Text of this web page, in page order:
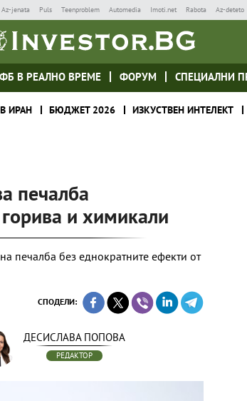
Az-jenata Puls Teenproblem Automedia Imoti.net Rabota Az-deteto
В РЕАЛНО ВРЕМЕ ФОРУМ СПЕЦИАЛНИ
ИРАН БЮДЖЕТ 2026 ИЗКУСТВЕН ИНТЕЛЕКТ
печалба
и химикали
печалба без еднократните ефекти от
СПОДЕЛИ:
ДЕСИСЛАВА ПОПОВА
РЕДАКТОР